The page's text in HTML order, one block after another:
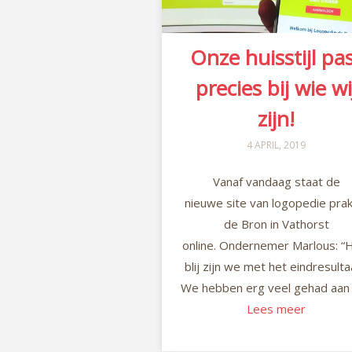
Onze huisstijl
precies bij wie
zijn!
4 APRIL, 2019
Vanaf vandaag staat de
nieuwe site van logopedie
de Bron in Vathorst
online. Ondernemer Marlous:
blij zijn we met het
We hebben erg veel gehad aan
Lees meer